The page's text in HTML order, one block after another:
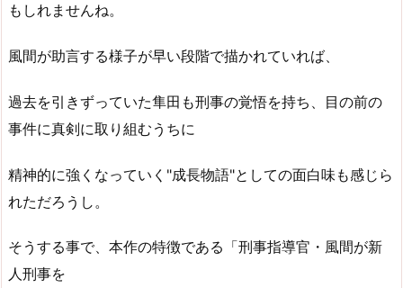
もしれませんね。
風間が助言する様子が早い段階で描かれていれば、
過去を引きずっていた隼田も刑事の覚悟を持ち、目の前の
事件に真剣に取り組むうちに
精神的に強くなっていく"成長物語"としての面白味も感じら
れただろうし。
そうする事で、本作の特徴である「刑事指導官・風間が新
人刑事を